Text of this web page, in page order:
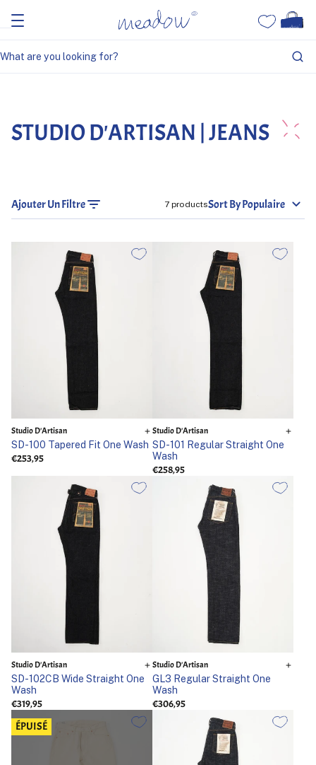
STUDIO D'ARTISAN | JEANS
Ajouter Un Filtre 7 productsSort By Populaire
Studio D'Artisan
SD-100 Tapered Fit One Wash
€253,95
Studio D'Artisan
SD-101 Regular Straight One
Wash
€258,95
Studio D'Artisan
SD-102CB Wide Straight One
Wash
€319,95
Studio D'Artisan
GL3 Regular Straight One
Wash
€306,95
ÉPUISÉ